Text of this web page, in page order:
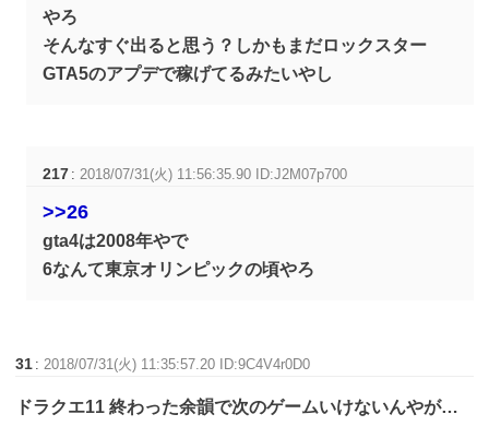
やろ
そんなすぐ出ると思う？しかもまだロックスター
GTA5のアプデで稼げてるみたいやし
217 :2018/07/31(火) 11:56:35.90 ID:J2M07p700
>>26
gta4は2008年やで
6なんて東京オリンピックの頃やろ
31 :2018/07/31(火) 11:35:57.20 ID:9C4V4r0D0
ドラクエ11 終わった余韻で次のゲームいけないんやが…